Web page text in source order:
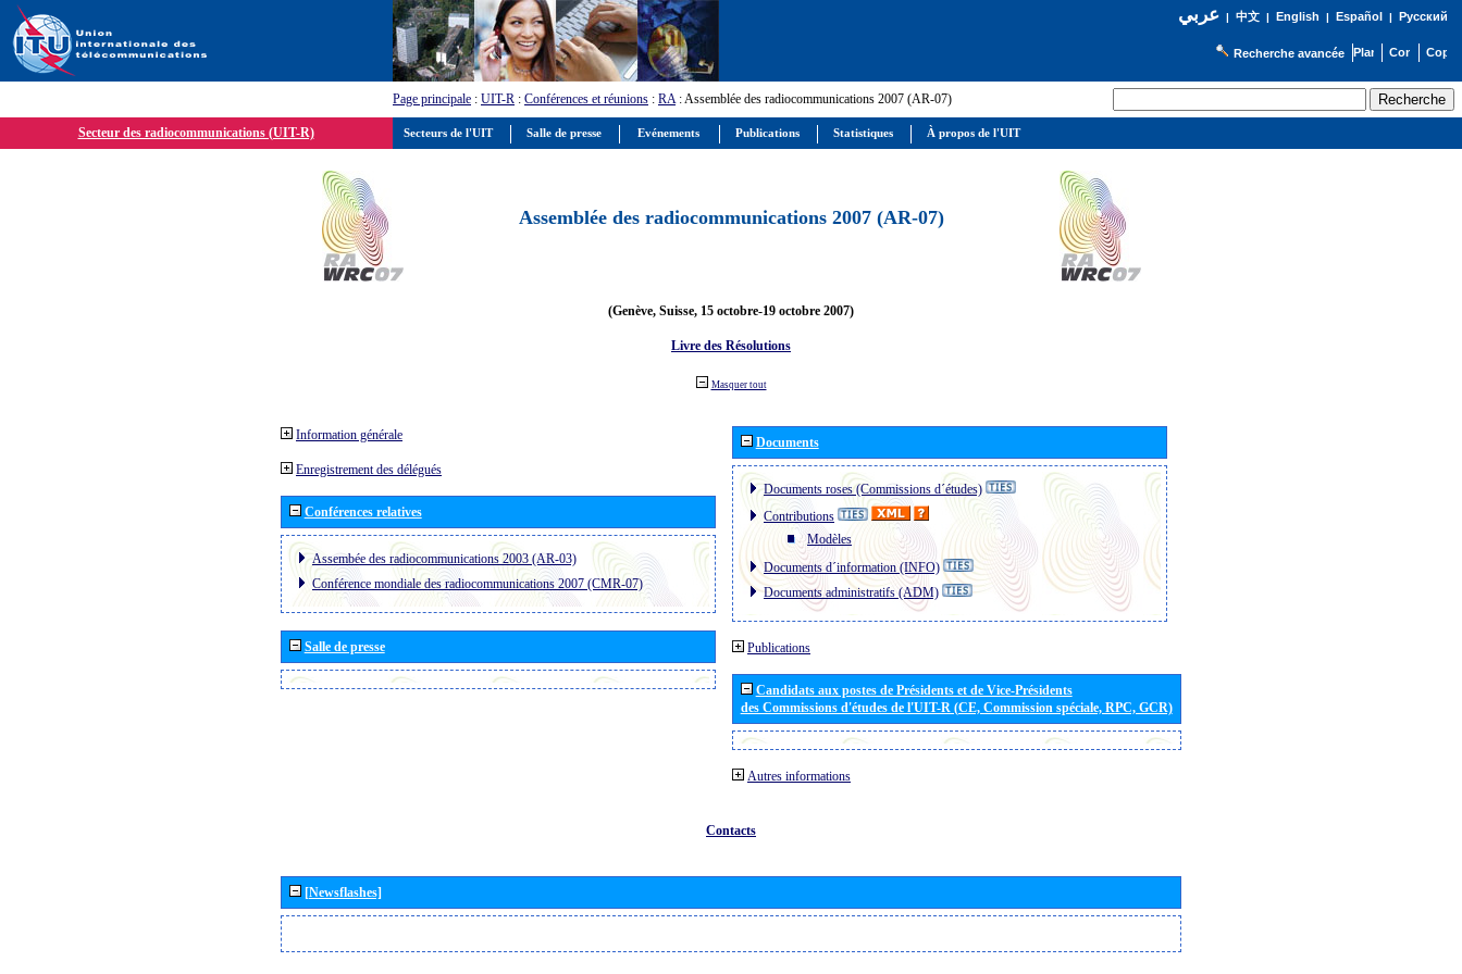
عربي| 中文| English | Español | Русский
Recherche avancée
Page principale : UIT-R : Conférences et réunions : RA: Assemblée des radiocommunications 2007 (AR-07)
Secteur des radiocommunications (UIT-R)
Assemblée des radiocommunications 2007 (AR-07)
(Genève, Suisse, 15 octobre-19 octobre 2007)
Livre des Résolutions
Masquer tout
Information générale
Enregistrement des délégués
Conférences relatives
Assembée des radiocommunications 2003 (AR-03)
Conférence mondiale des radiocommunications 2007 (CMR-07)
Salle de presse
Documents
Documents roses (Commissions d´études)
Contributions
Modèles
Documents d´information (INFO)
Documents administratifs (ADM)
Publications
Candidats aux postes de Présidents et de Vice-Présidents
des Commissions d'études de l'UIT-R (CE, Commission spéciale, RPC, GCR)
Autres informations
Contacts
[Newsflashes]
Secteurs de l'UIT Salle de presse Evénements Publications Statistiques À propos de l'UIT